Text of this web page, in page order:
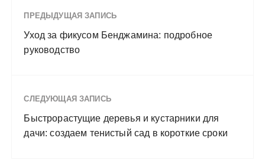
ПРЕДЫДУЩАЯ ЗАПИСЬ
Уход за фикусом Бенджамина: подробное
руководство
СЛЕДУЮЩАЯ ЗАПИСЬ
Быстрорастущие деревья и кустарники для
дачи: создаем тенистый сад в короткие сроки